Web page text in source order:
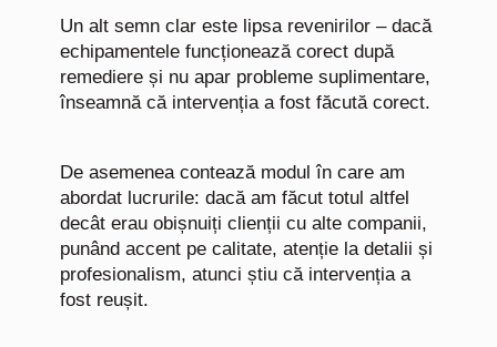
Un alt semn clar este lipsa revenirilor – dacă
echipamentele funcționează corect după
remediere și nu apar probleme suplimentare,
înseamnă că intervenția a fost făcută corect.
De asemenea contează modul în care am
abordat lucrurile: dacă am făcut totul altfel
decât erau obișnuiți clienții cu alte companii,
punând accent pe calitate, atenție la detalii și
profesionalism, atunci știu că intervenția a
fost reușit.